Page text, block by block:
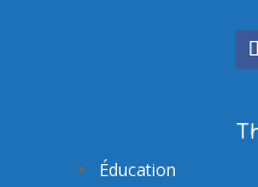
Éducation